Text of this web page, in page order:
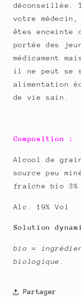
déconseillée.
votre
êtes enceinte
portée des
médicament
il ne peut se
alimentation
de vie sain.
Composition :
Alcool de
source peu
fraîche bio 3%
Alc. 19% Vol
Solution
bio =
biologique.
Partager